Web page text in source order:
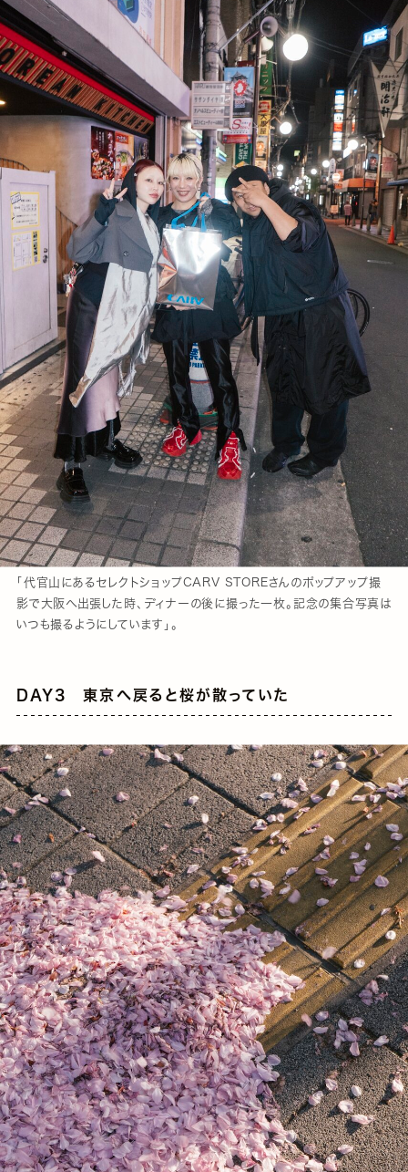
「代官山にあるセレクトショップCARV STOREさんのポップアップ撮
影で大阪へ出張した時、ディナーの後に撮った一枚。記念の集合写真は
いつも撮るようにしています」。
DAY3 東京へ戻ると桜が散っていた